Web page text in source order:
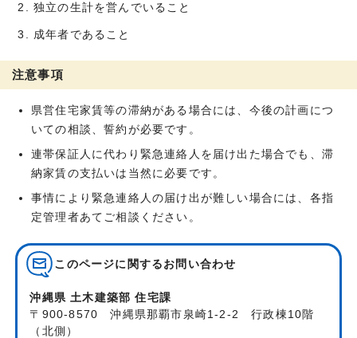
独立の生計を営んでいること
成年者であること
注意事項
県営住宅家賃等の滞納がある場合には、今後の計画につ
いての相談、誓約が必要です。
連帯保証人に代わり緊急連絡人を届け出た場合でも、滞
納家賃の支払いは当然に必要です。
事情により緊急連絡人の届け出が難しい場合には、各指
定管理者あてご相談ください。
このページに関する お問い合わせ
沖縄県 土木建築部 住宅課
〒900-8570 沖縄県那覇市泉崎1-2-2 行政棟10階
（北側）